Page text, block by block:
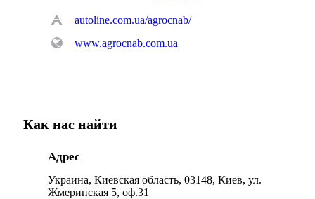
autoline.com.ua/agrocnab/
www.agrocnab.com.ua
Как нас найти
Адрес
Украина, Киевская область, 03148, Киев, ул.
Жмеринская 5, оф.31